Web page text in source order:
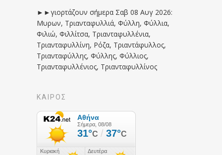
►►γιορτάζουν σήμερα Σαβ 08 Αυγ 2026:
Μυρων, Τριανταφυλλιά, Φύλλη, Φύλλια,
Φιλιώ, Φιλλίτσα, Τριανταφυλλένια,
Τριανταφυλλίνη, Ρόζα, Τριαντάφυλλος,
Τριανταφύλλης, Φύλλης, Φύλλιος,
Τριανταφυλλένιος, Τριανταφυλλίνος
ΚΑΙΡΟΣ